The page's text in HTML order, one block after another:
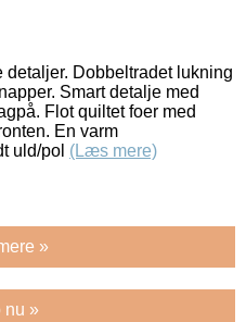
detaljer. Dobbeltradet lukning
Smart detalje med
Flot quiltet foer med
En varm
uld/pol (Læs mere)
»
nu »